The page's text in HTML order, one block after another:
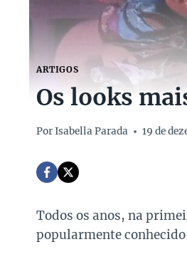
ARTIGOS
Os looks
PorIsabella Parada 19 de
Todos os anos, na
popularmente